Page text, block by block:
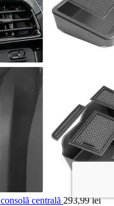
centrală 293,99lei